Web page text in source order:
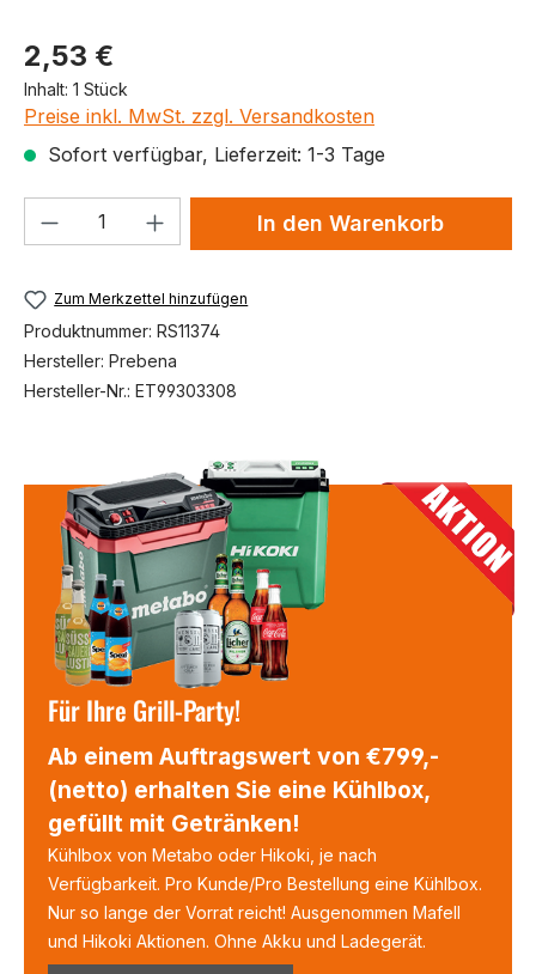
Produktpreis
2,53 €
Inhalt: 1 Stück
Preise inkl. MwSt. zzgl. Versandkosten
Sofort verfügbar, Lieferzeit: 1-3 Tage
Produkt Anzahl: Gib denIn den Warenkorb
Zum Merkzettel hinzufügen
Produktnummer: RS11374
Hersteller: Prebena
Hersteller-Nr.: ET99303308
Für Ihre Grill-Party!
Ab einem Auftragswert von €799,-
(netto) erhalten Sie eine Kühlbox,
gefüllt mit Getränken!
Kühlbox von Metabo oder Hikoki, je nach
Verfügbarkeit. Pro Kunde/Pro Bestellung eine Kühlbox.
Nur so lange der Vorrat reicht! Ausgenommen Mafell
und Hikoki Aktionen. Ohne Akku und Ladegerät.